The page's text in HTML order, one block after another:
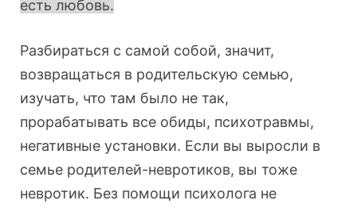
есть любовь.
Разбираться с самой собой, значит,
возвращаться в родительскую семью,
изучать, что там было не так,
прорабатывать все обиды, психотравмы,
негативные установки. Если вы выросли в
семье родителей-невротиков, вы тоже
невротик. Без помощи психолога не